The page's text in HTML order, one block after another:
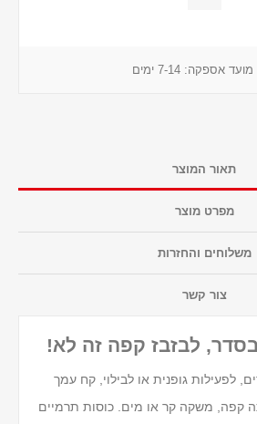
מועד אספקה: 7-14 ימים
תאור המוצר
מפרט מוצר
משלוחים והחזרות
צור קשר
בסדר, לבזבז קפה זה לא!
לפעילות גופנית או לבילוי, קח עמך
קפה, משקה קר או מים. כוסות תרמיים